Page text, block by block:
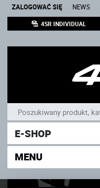
ZALOGOWAĆ SIĘ NEWS
4SR INDIVIDUAL
E-SHOP
MENU